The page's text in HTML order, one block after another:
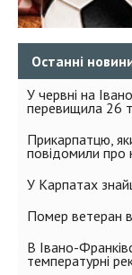
Останні
У червні на
перевищила 26
Прикарпатцю,
повідомили про
У Карпатах
Помер ветеран
В Івано-
температурні